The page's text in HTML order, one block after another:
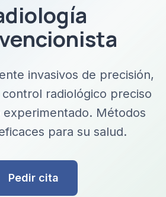
invasivos de precisión,
control radiológico preciso
Métodos
para su salud.
Pedir cita